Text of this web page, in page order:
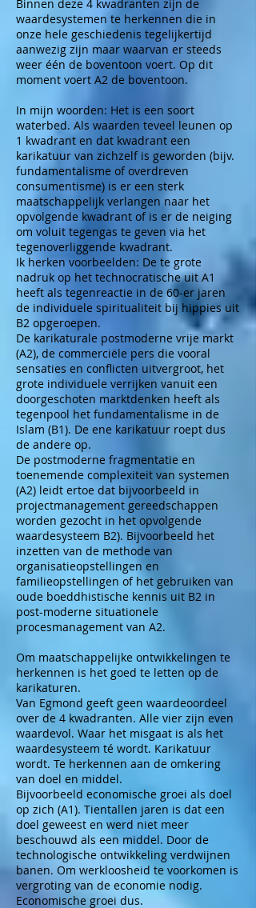
Binnen deze 4 kwadranten zijn de
waardesystemen te herkennen die in
onze hele geschiedenis tegelijkertijd
aanwezig zijn maar waarvan er steeds
weer één de boventoon voert. Op dit
moment voert A2 de boventoon.
In mijn woorden: Het is een soort
waterbed. Als waarden teveel leunen op
1 kwadrant en dat kwadrant een
karikatuur van zichzelf is geworden (bijv.
fundamentalisme of overdreven
consumentisme) is er een sterk
maatschappelijk verlangen naar het
opvolgende kwadrant of is er de neiging
om voluit tegengas te geven via het
tegenoverliggende kwadrant.
Ik herken voorbeelden: De te grote
nadruk op het technocratische uit A1
heeft als tegenreactie in de 60-er jaren
de individuele spiritualiteit bij hippies uit
B2 opgeroepen.
De karikaturale postmoderne vrije markt
(A2), de commerciële pers die vooral
sensaties en conflicten uitvergroot, het
grote individuele verrijken vanuit een
doorgeschoten marktdenken heeft als
tegenpool het fundamentalisme in de
Islam (B1). De ene karikatuur roept dus
de andere op.
De postmoderne fragmentatie en
toenemende complexiteit van systemen
(A2) leidt ertoe dat bijvoorbeeld in
projectmanagement gereedschappen
worden gezocht in het opvolgende
waardesysteem B2). Bijvoorbeeld het
inzetten van de methode van
organisatieopstellingen en
familieopstellingen of het gebruiken van
oude boeddhistische kennis uit B2 in
post-moderne situationele
procesmanagement van A2.
Om maatschappelijke ontwikkelingen te
herkennen is het goed te letten op de
karikaturen.
Van Egmond geeft geen waardeoordeel
over de 4 kwadranten. Alle vier zijn even
waardevol. Waar het misgaat is als het
waardesysteem té wordt. Karikatuur
wordt. Te herkennen aan de omkering
van doel en middel.
Bijvoorbeeld economische groei als doel
op zich (A1). Tientallen jaren is dat een
doel geweest en werd niet meer
beschouwd als een middel. Door de
technologische ontwikkeling verdwijnen
banen. Om werkloosheid te voorkomen is
vergroting van de economie nodig.
Economische groei dus.